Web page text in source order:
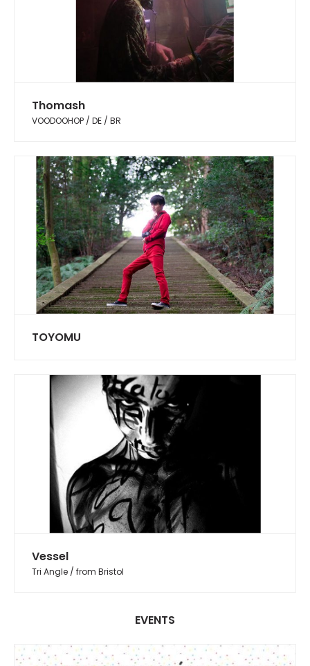
Thomash
VOODOOHOP / DE / BR
TOYOMU
Vessel
Tri Angle / from Bristol
EVENTS